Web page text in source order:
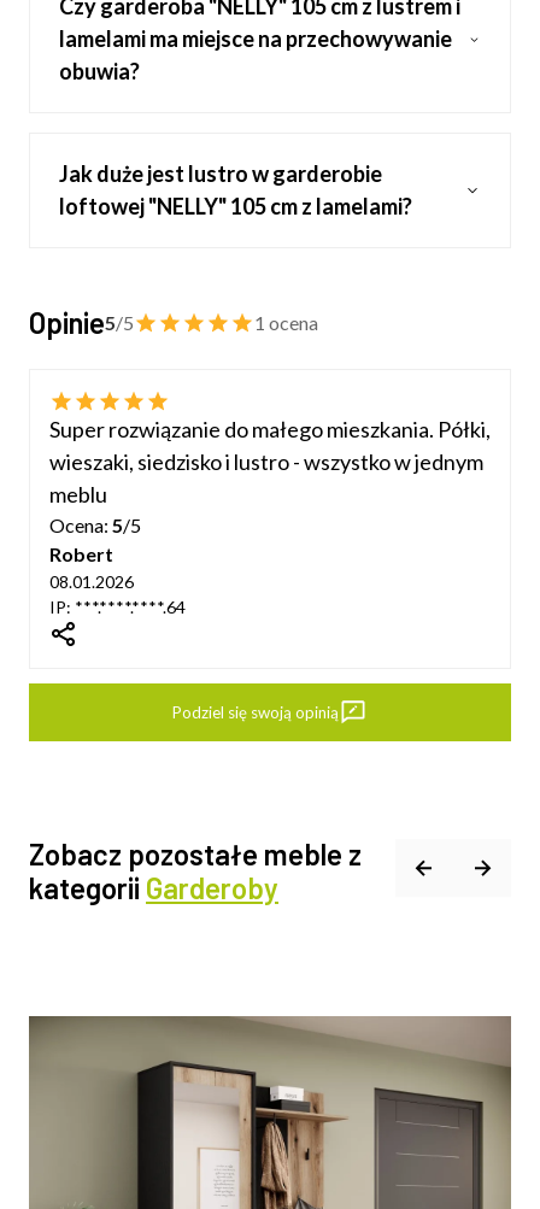
Czy garderoba "NELLY" 105 cm z lustrem i
lamelami ma miejsce na przechowywanie
obuwia?
Jak duże jest lustro w garderobie
loftowej "NELLY" 105 cm z lamelami?
Opinie5/5 1 ocena
Super rozwiązanie do małego mieszkania. Półki,
wieszaki, siedzisko i lustro - wszystko w jednym
meblu
Ocena: 5/5
Robert
08.01.2026
IP: ***.****.****.64
Podziel się swoją opinią
Zobacz pozostałe meble z
kategorii Garderoby